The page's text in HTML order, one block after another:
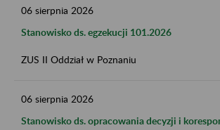
06 sierpnia 2026
Stanowisko ds. egzekucji 101.2026
ZUS II Oddział w Poznaniu
06 sierpnia 2026
Stanowisko ds. opracowania decyzji i